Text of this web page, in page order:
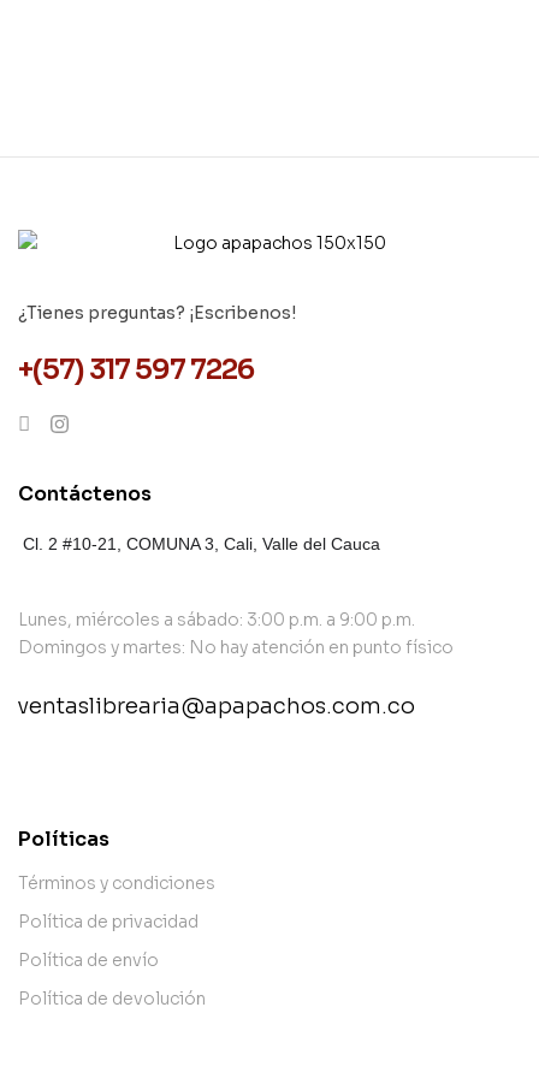
¿Tienes preguntas? ¡Escribenos!
+(57) 317 597 7226
Contáctenos
Cl. 2 #10-21, COMUNA 3, Cali, Valle del Cauca
Lunes, miércoles a sábado: 3:00 p.m. a 9:00 p.m.
Domingos y martes: No hay atención en punto físico
ventaslibrearia@apapachos.com.co
Políticas
Términos y condiciones
Política de privacidad
Política de envío
Política de devolución